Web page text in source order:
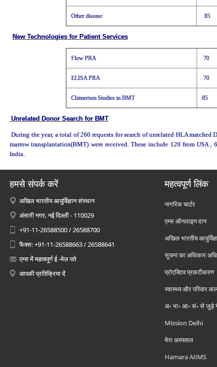
Other disease 85
New Technologies for Patient Services
Flow PRA 70
ELISA PRA 70
Chimerism Studies in BMT 85
Unrelated Donor Search for BMT
During the year, a total of 260 requests for search of unrelated HLA
marrow transplantation(BMT) were received. These include 120 from USA
India.
हमसे संपर्क करें
अखिल भारतीय आयुर्विज्ञान संस्थान
अंसारी नगर, नई दिल्ली - 110029
+91-11-26588500 / 26588700
फैक्स: +91-11-26588663 / 26588641
एम्स में महत्वपूर्ण ई -मेल पते
आपकी प्रतिक्रिया दें
महत्वपूर्ण लिंक
नागरिक चार्टर
एम्स ऑनलाइन दान
अखिल भारतीय
सूचना का अधिकार
प्रोएक्टिव प्रकटीकरण
स्वास्थ्य और परिवार
अ॰ भा॰ आ॰ सं॰ से जुड़े
Mission Delhi
मेरा अस्पताल
Hamara AIIMS